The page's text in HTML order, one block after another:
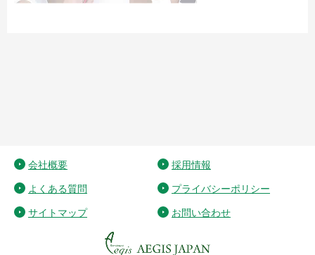
会社概要 採用情報
よくある質問 プライバシーポリシー
サイトマップ お問い合わせ